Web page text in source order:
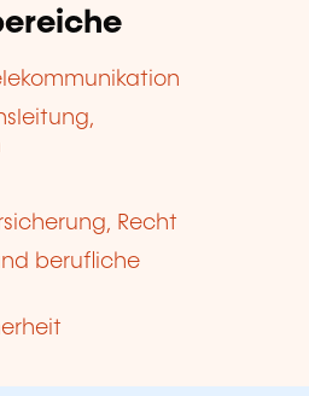
Recht
berufliche